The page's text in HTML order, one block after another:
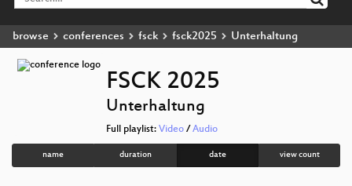
browse conferences fsck fsck2025 Unterhaltung
FSCK 2025
Unterhaltung
Full playlist: Video / Audio
name duration date view count